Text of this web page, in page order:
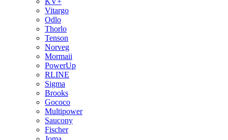
Vitargo
Odlo
Thorlo
Tenson
Norveg
Mormaii
PowerUp
RLINE
Sigma
Brooks
Gococo
Multipower
Saucony
Fischer